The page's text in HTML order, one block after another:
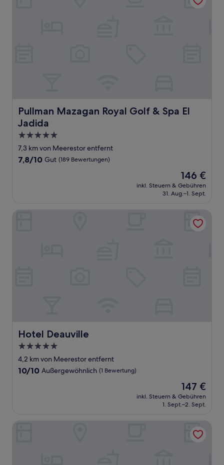
Pullman Mazagan Royal Golf & Spa El
Jadida
Pullman Mazagan Royal Golf & Spa El Jadida
5.0-
Sterne-
Unterkunft
7,3 km von Meerestor entfernt
7.8
7,8/10 Gut (189 Bewertungen)
Der
Preis
beträgt
146 €
inkl. Steuern & Gebühren
31. Aug.–1. Sept.
Hotel Deauville
Hotel Deauville
5.0-
Sterne-
Unterkunft
4,2 km von Meerestor entfernt
10.0
10/10 Außergewöhnlich (1 Bewertung)
Der
Preis
beträgt
147 €
inkl. Steuern & Gebühren
1. Sept.–2. Sept.